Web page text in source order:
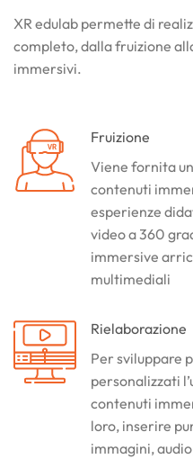
XR edulab permette di
completo, dalla fruizione
immersivi.
Fruizione
Viene fornita
contenuti
esperienze
video a 360
immersive
multimediali
Rielaborazione
Per sviluppare
personalizzati
contenuti
loro, inserire
immagini,